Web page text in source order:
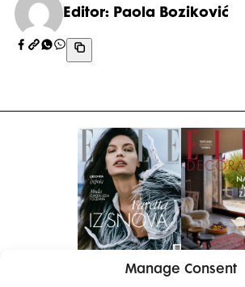
Manage Consent
Editor: Paola Boziković
Pretplati se na